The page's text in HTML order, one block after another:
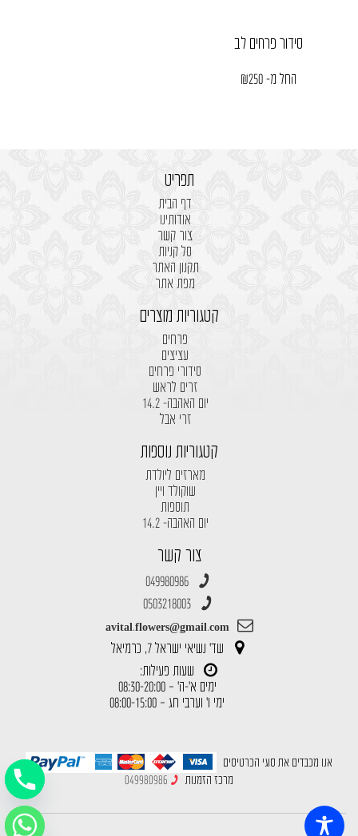
סידור פרחים לב
החל מ- ₪250
תפריט
דף הבית
אודותינו
צור קשר
סל קניות
תקנון האתר
מפת אתר
קטגוריות מוצרים
פרחים
עציצים
סידורי פרחים
זרים לראש
יום האהבה- 14.2
זרי אבל
קטגוריות נוספות
מארזים ליולדת
שוקולד ויין
תוספות
יום האהבה- 14.2
צור קשר
049980986
0503218003
avital.flowers@gmail.com
שד' נשיאי ישראל 7, כרמיאל
שעות פעילות:
ימים א'-ה' – 08:30-20:00
ימי ו' וערבי חג – 08:00-15:00
אנו מכבדים את סוגי הכרטיסים
מרכז הזמנות